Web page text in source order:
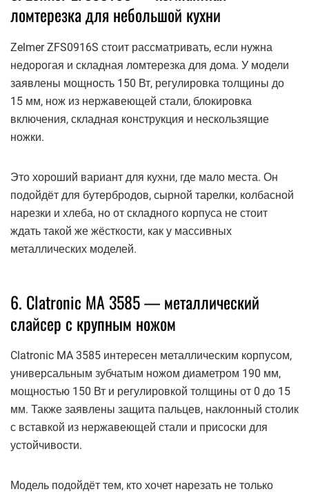
ломтерезка для небольшой кухни
Zelmer ZFS0916S стоит рассматривать, если нужна
недорогая и складная ломтерезка для дома. У модели
заявлены мощность 150 Вт, регулировка толщины до
15 мм, нож из нержавеющей стали, блокировка
включения, складная конструкция и нескользящие
ножки.
Это хороший вариант для кухни, где мало места. Он
подойдёт для бутербродов, сырной тарелки, колбасной
нарезки и хлеба, но от складного корпуса не стоит
ждать такой же жёсткости, как у массивных
металлических моделей.
6. Clatronic MA 3585 — металлический
слайсер с крупным ножом
Clatronic MA 3585 интересен металлическим корпусом,
универсальным зубчатым ножом диаметром 190 мм,
мощностью 150 Вт и регулировкой толщины от 0 до 15
мм. Также заявлены защита пальцев, наклонный столик
с вставкой из нержавеющей стали и присоски для
устойчивости.
Модель подойдёт тем, кто хочет нарезать не только